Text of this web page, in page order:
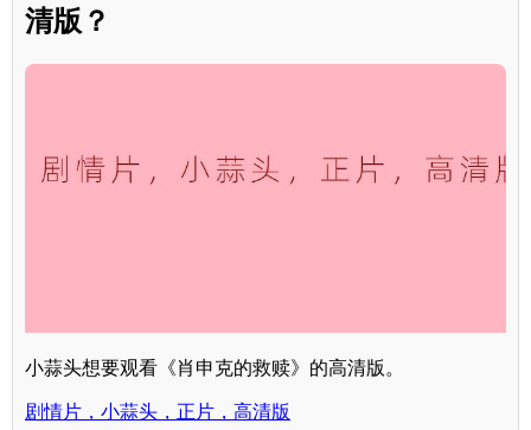
清版？
小蒜头想要观看《肖申克的救赎》的高清版。
剧情片，小蒜头，正片，高清版